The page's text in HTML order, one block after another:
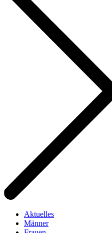
Aktuelles
Männer